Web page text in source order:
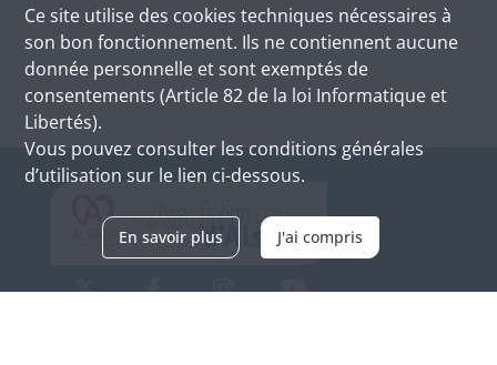
Ce site utilise des cookies techniques nécessaires à
son bon fonctionnement. Ils ne contiennent aucune
donnée personnelle et sont exemptés de
consentements (Article 82 de la loi Informatique et
Libertés).
Vous pouvez consulter les conditions générales
d’utilisation sur le lien ci-dessous.
En savoir plus J'ai compris